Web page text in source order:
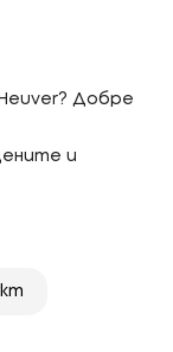
Добре
и